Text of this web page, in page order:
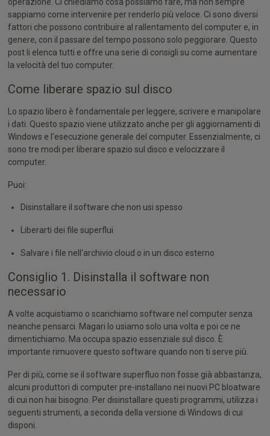
sappiamo come intervenire per renderlo più veloce. Ci sono diversi
fattori che possono contribuire al rallentamento del computer e, in
genere, con il passare del tempo possono solo peggiorare. Questo
post li elenca tutti e offre una serie di consigli su come aumentare
la velocità del tuo computer.
Come liberare spazio sul disco
Lo spazio libero è fondamentale per leggere, scrivere e manipolare
i dati. Questo spazio viene utilizzato anche per gli aggiornamenti di
Windows e l'esecuzione generale del computer. Essenzialmente, ci
sono tre modi per liberare spazio sul disco e velocizzare il
computer.
Puoi:
Disinstallare il software che non usi spesso
Liberarti dei file superflui
Salvare i file nell'archivio cloud o in un disco esterno
Consiglio 1. Disinstalla il software non
necessario
A volte acquistiamo o scarichiamo software nel computer senza
neanche pensarci. Magari lo usiamo solo una volta e poi ce ne
dimentichiamo. Ma occupa spazio essenziale sul disco. È
importante rimuovere questo software quando non ti serve più.
Per di più, come se il software superfluo non fosse già abbastanza,
alcuni produttori di computer pre-installano nei nuovi PC bloatware
di cui non hai bisogno. Per disinstallare questi programmi, utilizza i
seguenti strumenti, a seconda della versione di Windows di cui
disponi.